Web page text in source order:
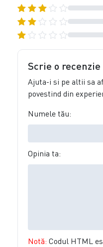
Scrie o
Ajuta-i si pe altii sa
povestind din
Numele tău:
Opinia ta:
Notă: Codul HTML